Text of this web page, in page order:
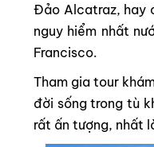
Đảo Alcatraz, hay
nguy hiểm nhất
Francisco.
Tham gia tour
đời sống trong tù
rất ấn tượng, nhất